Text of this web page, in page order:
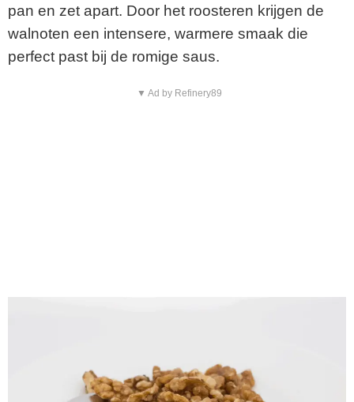
pan en zet apart. Door het roosteren krijgen de
walnoten een intensere, warmere smaak die
perfect past bij de romige saus.
▼ Ad by Refinery89